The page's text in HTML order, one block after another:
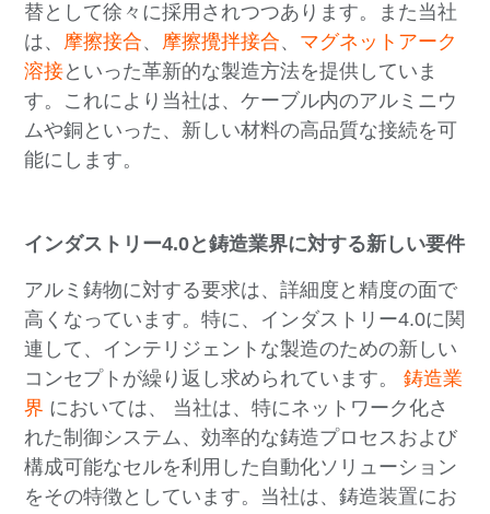
替として徐々に採用されつつあります。また当社
は、 摩擦接合、 摩擦攪拌接合、 マグネットアーク
溶接といった革新的な製造方法を提供していま
す。これにより当社は、ケーブル内のアルミニウ
ムや銅といった、新しい材料の高品質な接続を可
能にします。
インダストリー4.0と鋳造業界に対する新しい要件
アルミ鋳物に対する要求は、詳細度と精度の面で
高くなっています。特に、インダストリー4.0に関
連して、インテリジェントな製造のための新しい
コンセプトが繰り返し求められています。鋳造業
界 においては、 当社は、特にネットワーク化さ
れた制御システム、効率的な鋳造プロセスおよび
構成可能なセルを利用した自動化ソリューション
をその特徴としています。当社は、鋳造装置にお